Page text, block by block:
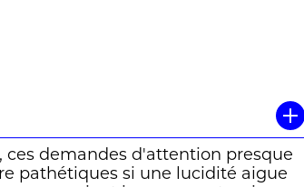
ces demandes d'attention presque
pathétiques si une lucidité aigue